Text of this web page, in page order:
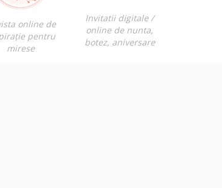
online de
pentru
mirese
Invitatii digitale /
online de nunta,
botez, aniversare